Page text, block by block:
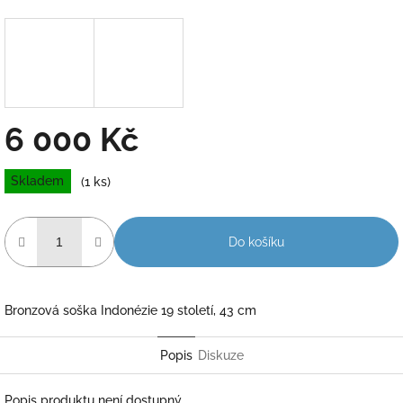
6 000 Kč
Měrná
cena:
Skladem (1 ks)
Do košíku
Bronzová soška Indonézie 19 století, 43 cm
Popis Diskuze